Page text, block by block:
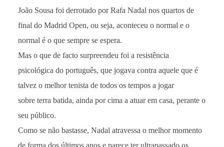
João Sousa foi derrotado por Rafa Nadal nos quartos de
final do Madrid Open, ou seja, aconteceu o normal e o
normal é o que sempre se espera.
Mas o que de facto surpreendeu foi a resistência
psicológica do português, que jogava contra aquele que é
talvez o melhor tenista de todos os tempos a jogar
sobre terra batida, ainda por cima a atuar em casa, perante o
seu público.
Como se não bastasse, Nadal atravessa o melhor momento
de forma dos últimos anos e parece ter ultrapassado os